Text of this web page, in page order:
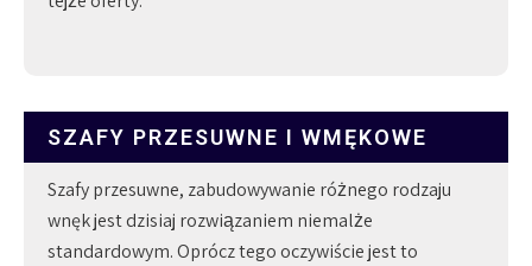
SZAFY PRZESUWNE I WMĘKOWE
Szafy przesuwne, zabudowywanie różnego rodzaju
wnęk jest dzisiaj rozwiązaniem niemalże
standardowym. Oprócz tego oczywiście jest to